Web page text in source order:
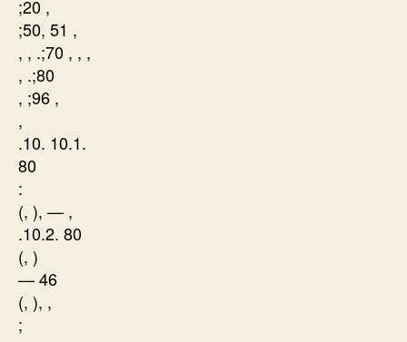
;20 ,
;50, 51 ,
, , .;70 , , ,
, .;80
, ;96 ,
,
.10. 10.1.
80
:
(, ), — ,
.10.2. 80
(, )
— 46
(, ), ,
;